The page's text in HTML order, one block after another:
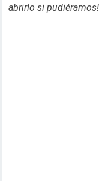
abrirlo si pudiéramos!